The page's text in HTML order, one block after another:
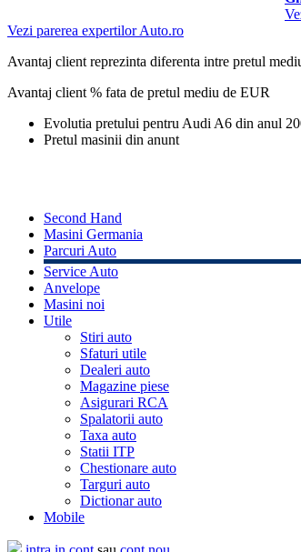
Vezi parerea expertilor Auto.ro
Avantaj client reprezinta diferenta intre pretul
Avantaj client % fata de pretul mediu de EUR
Evolutia pretului pentru Audi A6 din anul
Pretul masinii din anunt
Second Hand
Masini Germania
Parcuri Auto
Service Auto
Anvelope
Masini noi
Utile
Stiri auto
Sfaturi utile
Dealeri auto
Magazine piese
Asigurari RCA
Spalatorii auto
Taxa auto
Statii ITP
Chestionare auto
Targuri auto
Dictionar auto
Mobile